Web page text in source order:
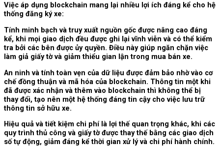
Việc áp dụng blockchain mang lại nhiều lợi ích đáng kể cho hệ
thống đăng ký xe:
Tính minh bạch và truy xuất nguồn gốc được nâng cao đáng
kể, khi mọi giao dịch đều được ghi lại vĩnh viễn và có thể kiểm
tra bởi các bên được ủy quyền. Điều này giúp ngăn chặn việc
làm giả giấy tờ và giảm thiểu gian lận trong mua bán xe.
An ninh và tính toàn vẹn của dữ liệu được đảm bảo nhờ vào cơ
chế đồng thuận và mã hóa của blockchain. Thông tin một khi
đã được xác nhận và thêm vào blockchain thì không thể bị
thay đổi, tạo nên một hệ thống đáng tin cậy cho việc lưu trữ
thông tin sở hữu xe.
Hiệu quả và tiết kiệm chi phí là lợi thế quan trọng khác, khi các
quy trình thủ công và giấy tờ được thay thế bằng các giao dịch
số tự động, giảm đáng kể thời gian xử lý và chi phí hành chính.